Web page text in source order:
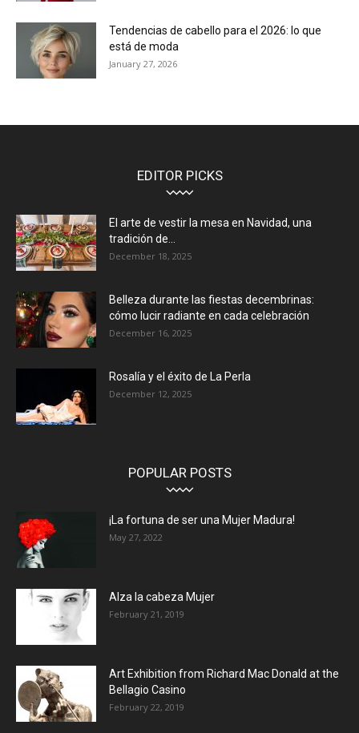
Tendencias de cabello para el 2026: lo que
está de moda
January 27, 2026
EDITOR PICKS
El arte de vestir la mesa en Navidad, una
tradición de...
December 18, 2025
Belleza durante las fiestas decembrinas:
cómo lucir radiante en cada celebración
December 16, 2025
Rosalía y el éxito de La Perla
December 12, 2025
POPULAR POSTS
¡La fortuna de ser una Mujer Madura!
May 27, 2022
Alza la cabeza Mujer
February 21, 2019
Art Exhibition from Richard Mac Donald at the
Bellagio Casino
February 22, 2019